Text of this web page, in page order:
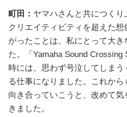
町田： ヤマハさんと共につく
クリエイティビティを超えた
がったことは、私にとって大
た。「Yamaha Sound Crossing
時には、思わず号泣してしま
る仕事になりました。これか
向き合っていこうと、改めて
きました。